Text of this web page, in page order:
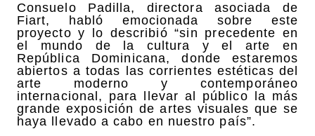
Consuelo Padilla, directora asociada de
Fiart, habló emocionada sobre este
proyecto y lo describió “sin precedente en
el mundo de la cultura y el arte en
República Dominicana, donde estaremos
abiertos a todas las corrientes estéticas del
arte moderno y contemporáneo
internacional, para llevar al público la más
grande exposición de artes visuales que se
haya llevado a cabo en nuestro país”.